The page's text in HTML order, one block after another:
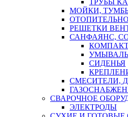
ТРУБЫ
МОЙКИ,
РЕШЕТКИ
САНФАЯНС,
СИДЕНЬЯ
СМЕСИТЕЛИ,
СВАРОЧНОЕ
ЭЛЕКТРОДЫ